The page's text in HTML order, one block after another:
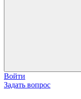
Войти
Задать вопрос